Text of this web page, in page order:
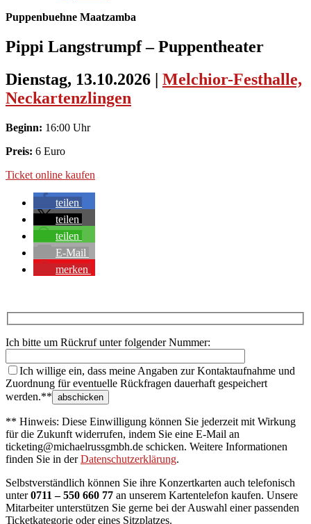
Puppenbuehne Maatzamba
Pippi Langstrumpf – Puppentheater
Dienstag, 13.10.2026 | Melchior-Festhalle,
Neckartenzlingen
Beginn: 16:00 Uhr
Preis: 6 Euro
Ticket online kaufen
teilen
teilen
teilen
E-Mail
merken
Ich bitte um Rückruf unter folgender Nummer:
Ich willige ein, dass meine Angaben zur Kontaktaufnahme und
Zuordnung für eventuelle Rückfragen dauerhaft gespeichert
werden.**
** Hinweis: Diese Einwilligung können Sie jederzeit mit Wirkung
für die Zukunft widerrufen, indem Sie eine E-Mail an
ticketing@michaelrussgmbh.de schicken. Weitere Informationen
finden Sie in derDatenschutzerklärung.
Selbstverständlich können Sie ihre Konzertkarten auch telefonisch
unter0711 – 550 660 77 an unserem Kartentelefon kaufen. Unsere
Mitarbeiter unterstützen Sie gerne bei der Auswahl einer passenden
Ticketkategorie oder eines Sitzplatzes.